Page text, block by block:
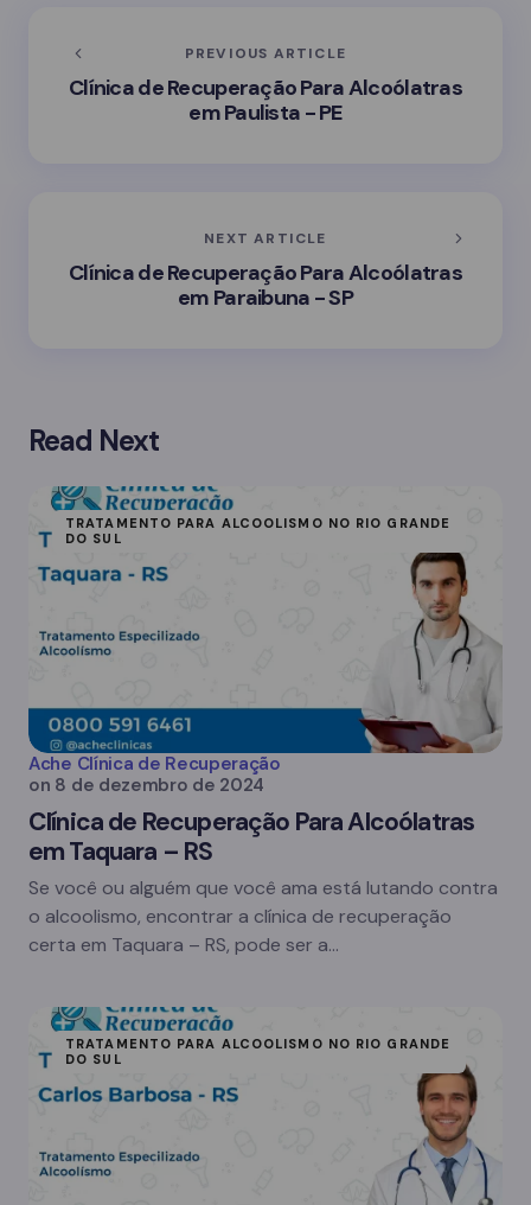
PREVIOUS ARTICLE
Clínica de Recuperação Para Alcoólatras
em Paulista - PE
NEXT ARTICLE
Clínica de Recuperação Para Alcoólatras
em Paraibuna - SP
Read Next
TRATAMENTO PARA ALCOOLISMO NO RIO GRANDE
DO SUL
Ache Clínica de Recuperação
on 8 de dezembro de 2024
Clínica de Recuperação Para Alcoólatras
em Taquara – RS
Se você ou alguém que você ama está lutando contra
o alcoolismo, encontrar a clínica de recuperação
certa em Taquara – RS, pode ser a…
TRATAMENTO PARA ALCOOLISMO NO RIO GRANDE
DO SUL